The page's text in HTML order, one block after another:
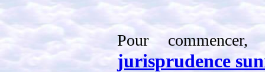
Pour
jurisprudence